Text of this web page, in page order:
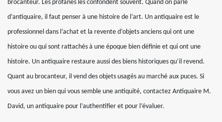
brocanteur. Les profanes les confondent souvent. Quand on parle
d’antiquaire, il faut penser à une histoire de l’art. Un antiquaire est le
professionnel dans l’achat et la revente d’objets anciens qui ont une
histoire ou qui sont rattachés à une époque bien définie et qui ont une
histoire. Un antiquaire restaure aussi des biens historiques qu’il revend.
Quant au brocanteur, il vend des objets usagés au marché aux puces. Si
vous avez un bien qui vous semble une antiquité, contactez Antiquaire M.
David, un antiquaire pour l’authentifier et pour l’évaluer.